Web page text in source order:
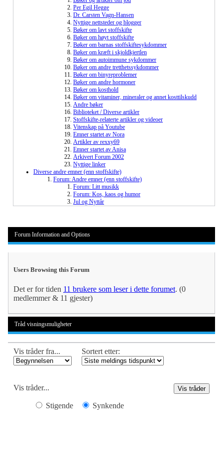
Per Egil Hegge
Dr. Carsten Vagn-Hansen
Nyttige nettsteder og blogger
Bøker om lavt stoffskifte
Bøker om høyt stoffskifte
Bøker om barnas stoffskiftesykdommer
Bøker om kræft i skjoldkjertlen
Bøker om autoimmune sykdommer
Bøker om andre tretthetssykdommer
Bøker om binyreproblemer
Bøker om andre hormoner
Bøker om kosthold
Bøker om vitaminer, mineraler og annet kosttilskudd
Andre bøker
Biblioteket / Diverse artikler
Stoffskifte-relaterte artikler og videoer
Vitenskap på Youtube
Emner startet av Nora
Artikler av rexxy69
Emner startet av Anisa
Arkivert Forum 2002
Nyttige linker
Diverse andre emner (enn stoffskifte)
Forum: Andre emner (enn stoffskifte)
Forum: Litt musikk
Forum: Kos, kaos og humor
Jul og Nyttår
Forum Information and Options
Users Browsing this Forum
Det er for tiden 11 brukere som leser i dette forumet. (0
medlemmer & 11 gjester)
Tråd visningsmuligheter
Vis tråder fra... Sortert etter:
Vis tråder...
Stigende Synkende